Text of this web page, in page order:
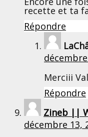
recette et ta
Répondre
Merciii
Répondre
Zineb ||
décembre 13,